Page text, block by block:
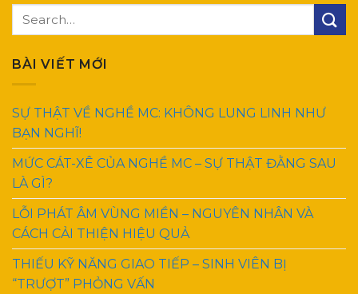
BÀI VIẾT MỚI
SỰ THẬT VỀ NGHỀ MC: KHÔNG LUNG LINH NHƯ
BẠN NGHĨ!
MỨC CÁT-XÊ CỦA NGHỀ MC – SỰ THẬT ĐẰNG SAU
LÀ GÌ?
LỖI PHÁT ÂM VÙNG MIỀN – NGUYÊN NHÂN VÀ
CÁCH CẢI THIỆN HIỆU QUẢ
THIẾU KỸ NĂNG GIAO TIẾP – SINH VIÊN BỊ
“TRƯỢT” PHỎNG VẤN